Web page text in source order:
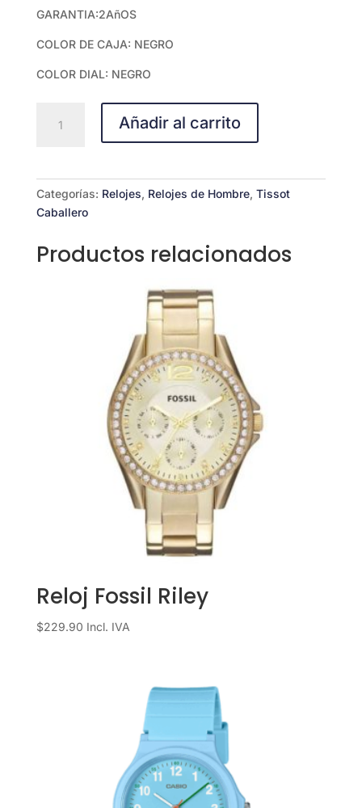
GARANTIA:2AñOS
COLOR DE CAJA: NEGRO
COLOR DIAL: NEGRO
T1414173706102
Añadir al carrito
Categorías: Relojes, Relojes de Hombre, Tissot
Caballero
Productos relacionados
Reloj Fossil Riley
$229.90 Incl. IVA